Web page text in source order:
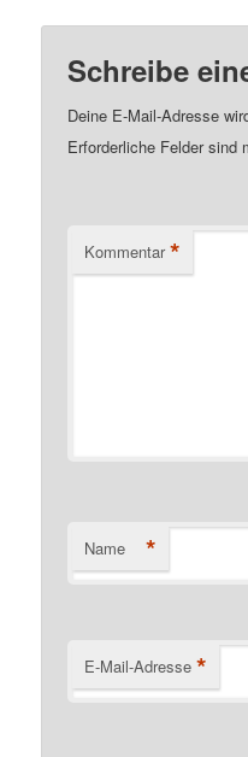
Schreibe
Deine E-Mail-Adresse
Erforderliche Felder sind
Kommentar *
Name *
E-Mail-Adresse *